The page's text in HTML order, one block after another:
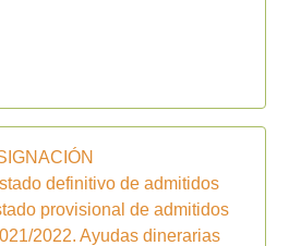
definitivo de admitidos
provisional de admitidos
2022. Ayudas dinerarias